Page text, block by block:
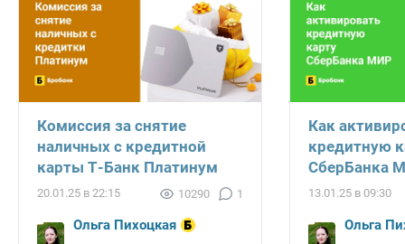
Комиссия за снятие
наличных с кредитной
карты Т-Банк Платинум
20.01.25 в 22:15 10290 1
Ольга Пихоцкая
Как
кредитную
СберБанка
13.01.25 в 09:30
Ольга